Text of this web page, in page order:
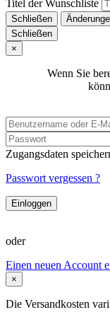
Titel der Wunschliste
Schließen
Schließen
×
Wenn Sie
Zugangsdaten
Passwort vergessen ?
Einloggen
oder
Einen neuen Account
×
Die Versandkosten